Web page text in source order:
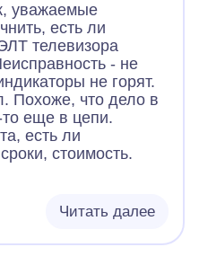
уважаемые
есть ли
телевизора
- не
не горят.
Похоже, что дело в
то еще в цепи.
есть ли
стоимость.
Читать далее